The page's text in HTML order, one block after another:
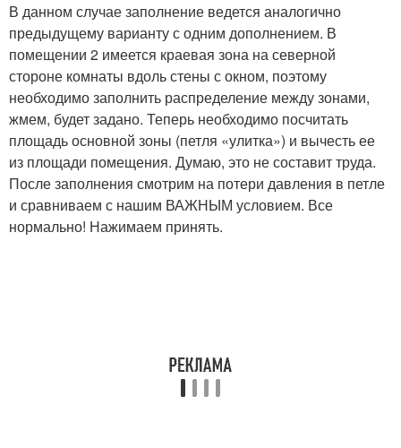
В данном случае заполнение ведется аналогично
предыдущему варианту с одним дополнением. В
помещении 2 имеется краевая зона на северной
стороне комнаты вдоль стены с окном, поэтому
необходимо заполнить распределение между зонами,
жмем, будет задано. Теперь необходимо посчитать
площадь основной зоны (петля «улитка») и вычесть ее
из площади помещения. Думаю, это не составит труда.
После заполнения смотрим на потери давления в петле
и сравниваем с нашим ВАЖНЫМ условием. Все
нормально! Нажимаем принять.